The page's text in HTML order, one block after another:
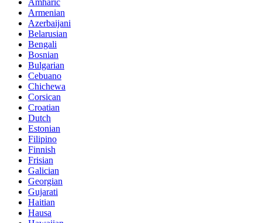
Amharic
Armenian
Azerbaijani
Belarusian
Bengali
Bosnian
Bulgarian
Cebuano
Chichewa
Corsican
Croatian
Dutch
Estonian
Filipino
Finnish
Frisian
Galician
Georgian
Gujarati
Haitian
Hausa